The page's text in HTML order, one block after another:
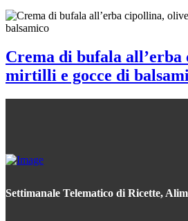
Crema di bufala
mirtilli e gocce di
Settimanale Telematico di Ricette,